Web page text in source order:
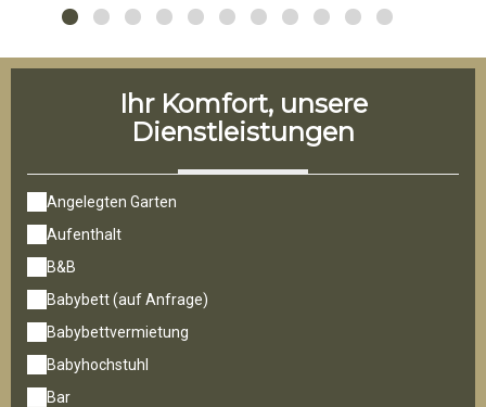
Ihr Komfort, unsere
Dienstleistungen
Angelegten Garten
Aufenthalt
B&B
Babybett (auf Anfrage)
Babybettvermietung
Babyhochstuhl
Bar